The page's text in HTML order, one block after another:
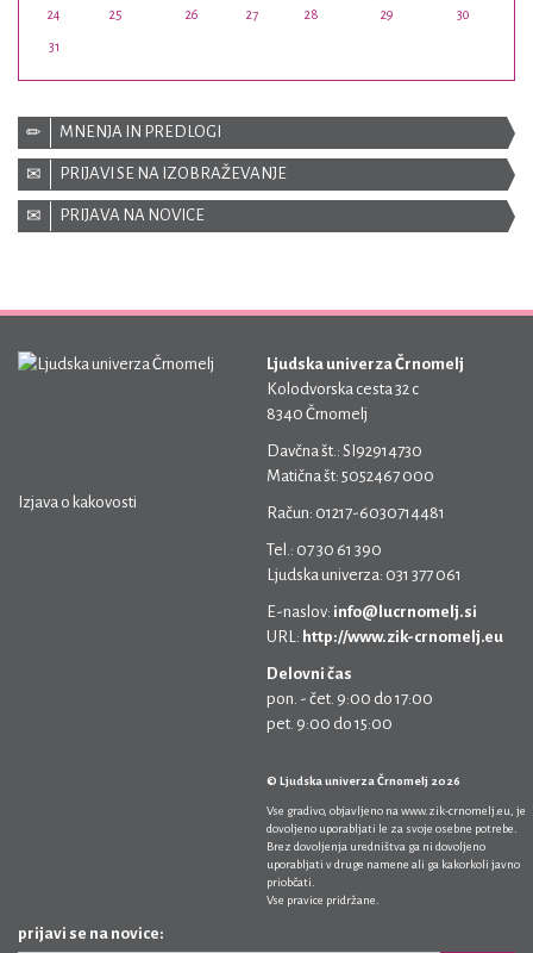
24 25 26 27 28 29 30
31
MNENJA IN PREDLOGI
PRIJAVI SE NA IZOBRAŽEVANJE
PRIJAVA NA NOVICE
Izjava o kakovosti
Ljudska univerza Črnomelj
Kolodvorska cesta 32 c
8340 Črnomelj
Davčna št.: SI92914730
Matična št: 5052467 000
Račun: 01217-6030714481
Tel.: 07 30 61 390
Ljudska univerza: 031 377 061
E-naslov: info@lucrnomelj.si
URL: http://www.zik-crnomelj.eu
Delovni čas
pon. - čet. 9:00 do 17:00
pet. 9:00 do 15:00
© Ljudska univerza Črnomelj 2026
Vse gradivo, objavljeno nawww.zik-crnomelj.eu, je
dovoljeno uporabljati le za svoje osebne potrebe.
Brez dovoljenja uredništva ga ni dovoljeno
uporabljati v druge namene ali ga kakorkoli javno
priobčati.
Vse pravice pridržane.
prijavi se na novice: